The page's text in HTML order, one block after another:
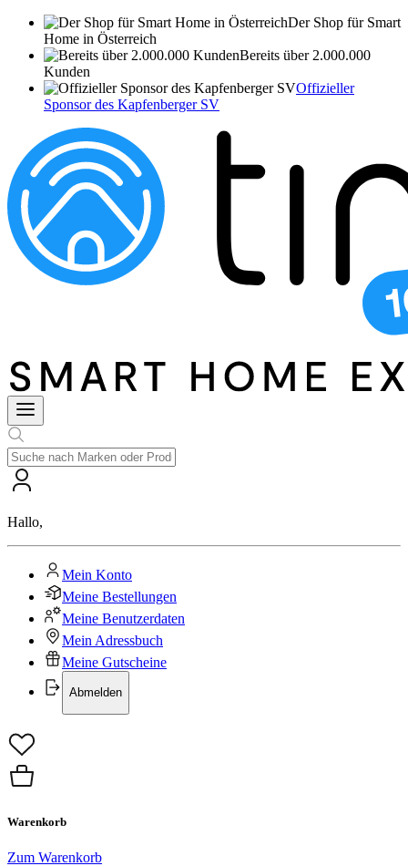
Der Shop für Smart
Home in Österreich
Bereits über 2.000.000
Kunden
Offizieller
Sponsor des Kapfenberger SV
Hallo,
Mein Konto
Meine Bestellungen
Meine Benutzerdaten
Mein Adressbuch
Meine Gutscheine
Abmelden
Warenkorb
Zum Warenkorb